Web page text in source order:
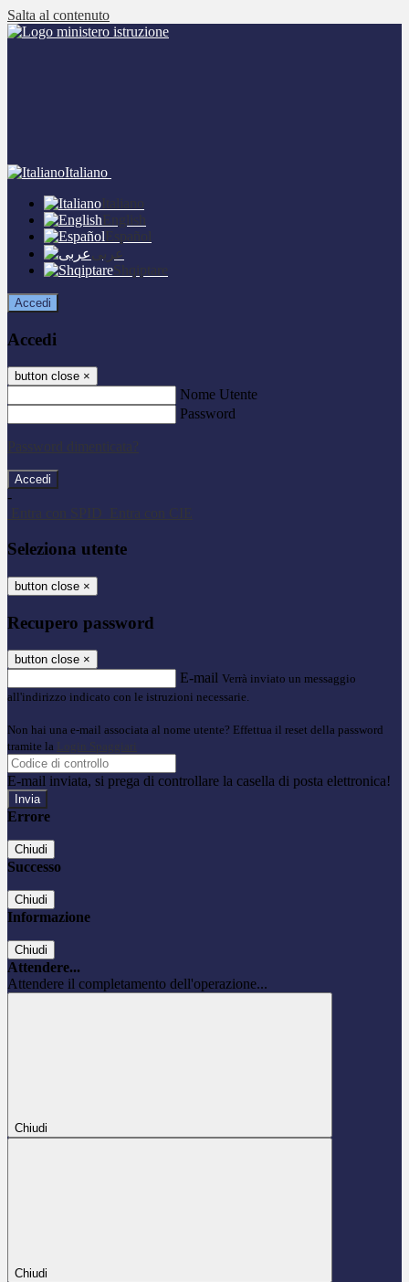
Salta al contenuto
Italiano
Italiano
English
Español
عربى
Shqiptare
Accedi
Accedi
button close ×
Nome Utente
Password
Password dimenticata?
-
Entra con SPID
Entra con CIE
Seleziona utente
button close ×
Recupero password
button close ×
E-mail Verrà inviato un messaggio
all'indirizzo indicato con le istruzioni necessarie.
Non hai una e-mail associata al nome utente? Effettua il reset della password
tramite la Login Spaggiari
E-mail inviata, si prega di controllare la casella di posta elettronica!
Errore
Chiudi
Successo
Chiudi
Informazione
Chiudi
Attendere...
Attendere il completamento dell'operazione...
Chiudi
Chiudi